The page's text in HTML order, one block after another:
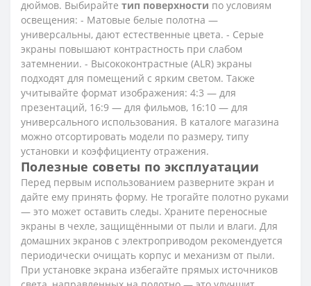
дюймов. Выбирайте тип поверхности по условиям
освещения: - Матовые белые полотна —
универсальны, дают естественные цвета. - Серые
экраны повышают контрастность при слабом
затемнении. - Высококонтрастные (ALR) экраны
подходят для помещений с ярким светом. Также
учитывайте формат изображения: 4:3 — для
презентаций, 16:9 — для фильмов, 16:10 — для
универсального использования. В каталоге магазина
можно отсортировать модели по размеру, типу
установки и коэффициенту отражения.
Полезные советы по эксплуатации
Перед первым использованием разверните экран и
дайте ему принять форму. Не трогайте полотно руками
— это может оставить следы. Храните переносные
экраны в чехле, защищёнными от пыли и влаги. Для
домашних экранов с электроприводом рекомендуется
периодически очищать корпус и механизм от пыли.
При установке экрана избегайте прямых источников